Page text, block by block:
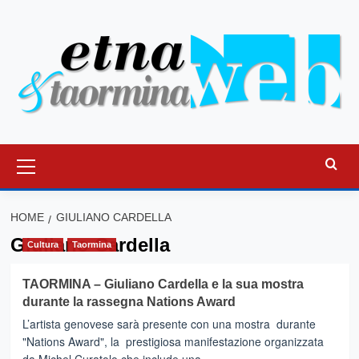
principale
HOME GIULIANO CARDELLA
Giuliano Cardella
Cultura Taormina
TAORMINA – Giuliano Cardella e la sua mostra
durante la rassegna Nations Award
L’artista genovese sarà presente con una mostra durante
"Nations Award", la prestigiosa manifestazione organizzata